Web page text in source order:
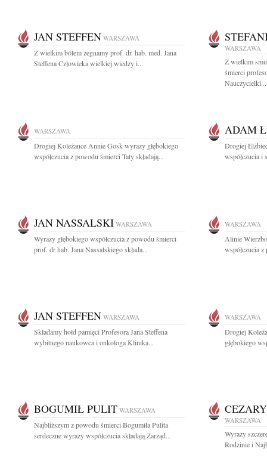
JAN STEFFEN WARSZAWA
Z wielkim bólem żegnamy prof. dr. hab. med. Jana
Steffena Człowieka wielkiej wiedzy i...
WARSZAWA
Z wielkim
śmierci
Nauczycielki...
WARSZAWA
Drogiej Koleżance Annie Gosk wyrazy głębokiego
współczucia z powodu śmierci Taty składają...
ADAM
Drogiej
współczucia i
JAN NASSALSKI WARSZAWA
Wyrazy głębokiego współczucia z powodu śmierci
prof. dr hab. Jana Nassalskiego składa...
WARSZAWA
Alinie
współczucia
JAN STEFFEN WARSZAWA
Składamy hołd pamięci Profesora Jana Steffena
wybitnego naukowca i onkologa Klinika...
WARSZAWA
Drogiej
głębokiego
BOGUMIŁ PULIT WARSZAWA
Najbliższym z powodu śmierci Bogumiła Pulita
serdeczne wyrazy współczucia składają Zarząd...
WARSZAWA
Wyrazy
Rodzinie i